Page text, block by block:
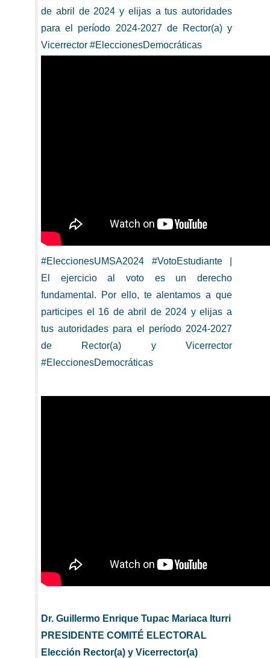
de abril de 2024 y elijas a tus autoridades
para el período 2024-2027 de Rector(a) y
Vicerrector #EleccionesDemocráticas
#EleccionesUMSA2024 #VotoEstudiante |
El ejercicio al voto es un derecho
fundamental. Por ello, te alentamos a que
participes el 16 de abril de 2024 y elijas a
tus autoridades para el período 2024-2027
de Rector(a) y Vicerrector
#EleccionesDemocráticas
Dr. Guillermo Enrique Tupac Mariaca Iturri
PRESIDENTE COMITÉ ELECTORAL
Elección Rector(a) y Vicerrector(a)